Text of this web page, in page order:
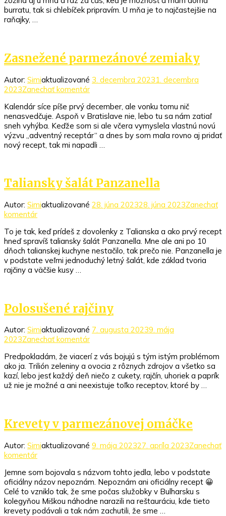
burratu, tak si chlebíček pripravím. U mňa je to najčastejšie na
raňajky, …
Zasnežené parmezánové zemiaky
Autor: Simiaktualizované 3. decembra 20231. decembra
2023Zanechať komentárk
Zasnežené
parmezánové
zemiaky
Kalendár síce píše prvý december, ale vonku tomu nič
nenasvedčuje. Aspoň v Bratislave nie, lebo tu sa nám zatiaľ
sneh vyhýba. Keďže som si ale včera vymyslela vlastnú novú
výzvu „adventný receptár“ a dnes by som mala rovno aj pridať
nový recept, tak mi napadli …
Taliansky šalát Panzanella
Autor: Simiaktualizované 28. júna 202328. júna 2023Zanechať
komentárk
Taliansky
šalát
Panzanella
To je tak, keď prídeš z dovolenky z Talianska a ako prvý recept
hneď spravíš taliansky šalát Panzanella. Mne ale ani po 10
dňoch talianskej kuchyne nestačilo, tak prečo nie. Panzanella je
v podstate veľmi jednoduchý letný šalát, kde základ tvoria
rajčiny a väčšie kusy …
Polosušené rajčiny
Autor: Simiaktualizované 7. augusta 20239. mája
2023Zanechať komentárk
Polosušené
rajčiny
Predpokladám, že viacerí z vás bojujú s tým istým problémom
ako ja. Trilión zeleniny a ovocia z rôznych zdrojov a všetko sa
kazí, lebo jesť každý deň niečo z cukety, rajčín, uhoriek a paprík
už nie je možné a ani neexistuje toľko receptov, ktoré by …
Krevety v parmezánovej omáčke
Autor: Simiaktualizované 9. mája 202327. apríla 2023Zanechať
komentárk
Krevety
v
parmezánovej
omáčke
Jemne som bojovala s názvom tohto jedla, lebo v podstate
oficiálny názov nepoznám. Nepoznám ani oficiálny recept 😀
Celé to vzniklo tak, že sme počas služobky v Bulharsku s
kolegyňou Miškou náhodne narazili na reštauráciu, kde tieto
krevety podávali a tak nám zachutili, že sme …